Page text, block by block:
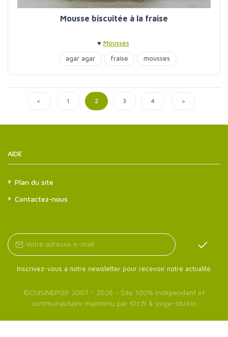
Mousse biscuitée à la fraise
♥ Mousses
agar agar
fraise mousses
< 1 2 3 4 >
AIDE
Plan du site
Contactez-nous
Inscrivez-vous à notre newsletter pour recevoir notre actualité.
©CUISINEPOP 2007 - 2026 - Site 100% indépendant et
communautaire maintenu par iOz.fr & yoga-stud.io